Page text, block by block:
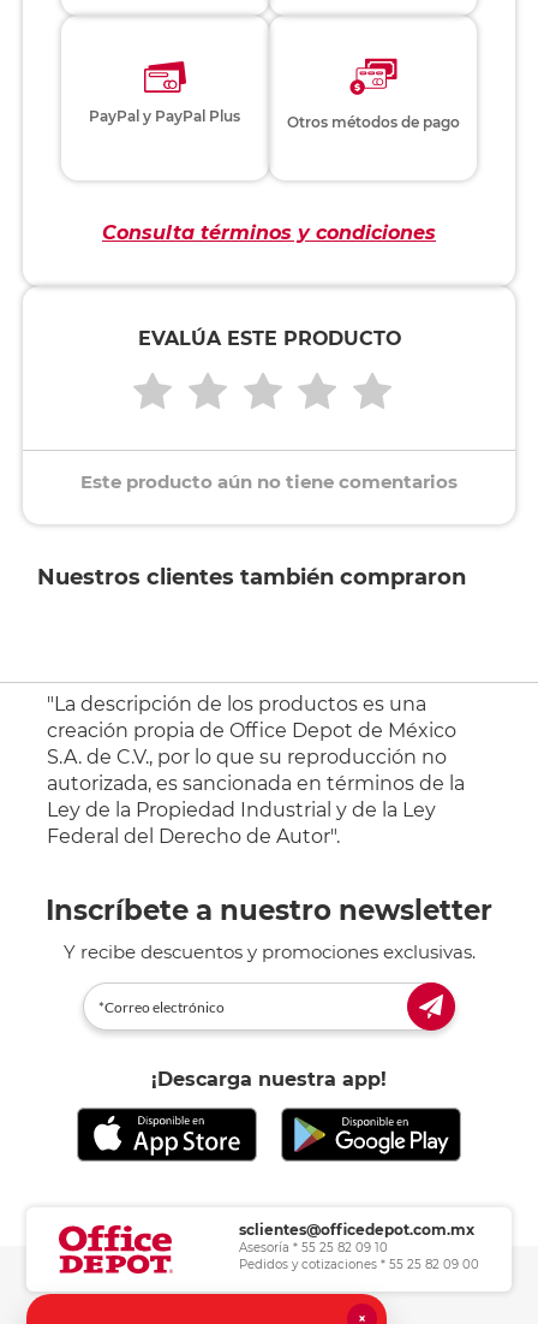
PayPal y PayPal Plus Otros métodos de pago
Consulta términos y condiciones
EVALÚA ESTE PRODUCTO
Este producto aún no tiene comentarios
Nuestros clientes también compraron
"La descripción de los productos es una
creación propia de Office Depot de México
S.A. de C.V., por lo que su reproducción no
autorizada, es sancionada en términos de la
Ley de la Propiedad Industrial y de la Ley
Federal del Derecho de Autor".
Inscríbete a nuestro newsletter
Y recibe descuentos y promociones exclusivas.
¡Descarga nuestra app!
sclientes@officedepot.com.mx
Asesoría * 55 25 82 09 10
Pedidos y cotizaciones * 55 25 82 09 00
×